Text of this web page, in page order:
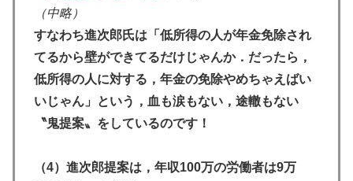
（中略）
すなわち進次郎氏は「低所得の人が年金免除され
てるから壁ができてるだけじゃんか．だったら，
低所得の人に対する，年金の免除やめちゃえばい
いじゃん」という，血も涙もない，途轍もない
〝鬼提案〟をしているのです！
（4）進次郎提案は，年収100万の労働者は9万